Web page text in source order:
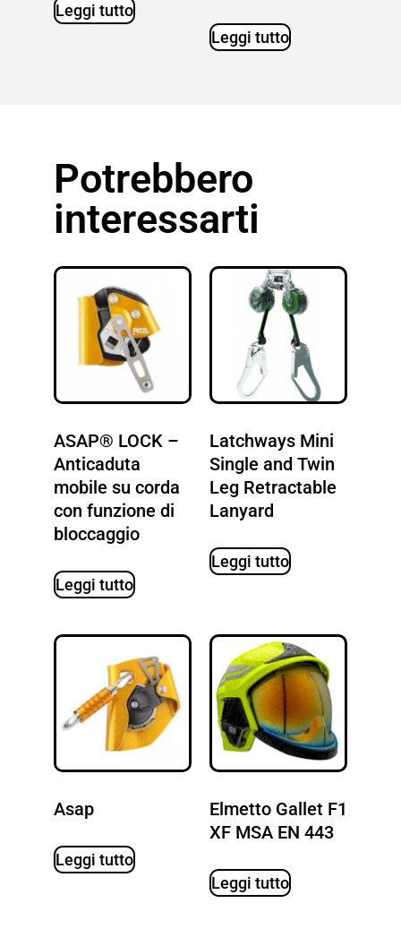
Leggi tutto
Leggi tutto
Potrebbero
interessarti
ASAP® LOCK –
Anticaduta
mobile su corda
con funzione di
bloccaggio
Leggi tutto
Latchways Mini
Single and Twin
Leg Retractable
Lanyard
Leggi tutto
Asap
Leggi tutto
Elmetto Gallet F1
XF MSA EN 443
Leggi tutto